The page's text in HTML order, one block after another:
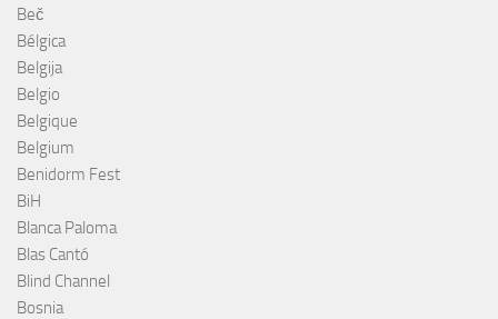
Beč
Bélgica
Belgija
Belgio
Belgique
Belgium
Benidorm Fest
BiH
Blanca Paloma
Blas Cantó
Blind Channel
Bosnia